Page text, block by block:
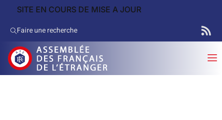
SITE EN COURS DE MISE A JOUR
Faire une recherche